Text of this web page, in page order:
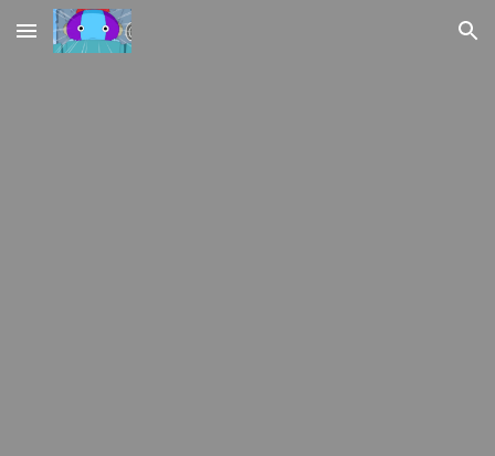
Skip to main content Skip to navigation